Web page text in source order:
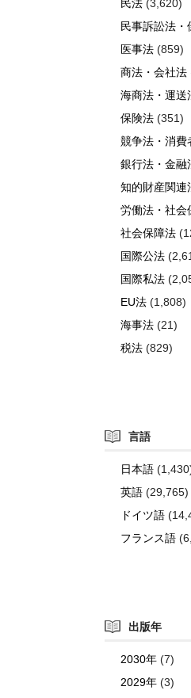
民法 (3,620)
民事訴訟法・
医事法 (859)
商法・会社法
海商法・運送
保険法 (351)
競争法・消費
銀行法・金融
知的財産関連
労働法・社会
社会保障法
国際公法
国際私法
EU法 (1,808)
海事法 (21)
税法 (829)
言語
日本語
英語 (29,765)
ドイツ語
フランス語
出版年
2030年 (7)
2029年 (3)